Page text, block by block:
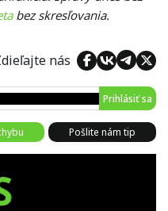
bez skresľovania.
nás
Prihlásiť sa
Pošlite nám tip